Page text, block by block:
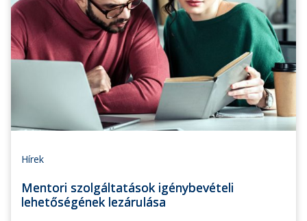
Hírek
Mentori szolgáltatások igénybevételi
lehetőségének lezárulása